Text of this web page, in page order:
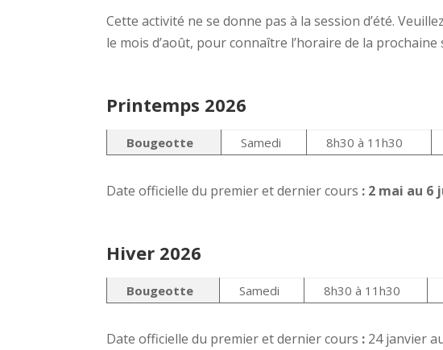
Cette activité ne se donne pas à la session d’été.
le mois d’août, pour connaître l’horaire de la prochaine
Printemps 2026
Bougeotte Samedi 8h30 à 11h30
Date officielle du premier et dernier cours : 2 mai au 6
Hiver 2026
Bougeotte Samedi 8h30 à 11h30
Date officielle du premier et dernier cours : 24 janvier